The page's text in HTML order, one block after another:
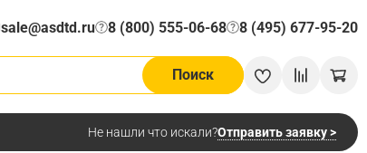
sale@asdtd.ru 8 (800) 555-06-68
? 8 (495) 677-95-20
?
Поиск
Не нашли что искали?Отправить заявку >